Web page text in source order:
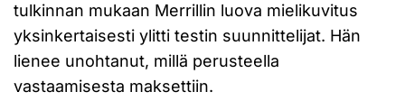
tulkinnan mukaan Merrillin luova mielikuvitus
yksinkertaisesti ylitti testin suunnittelijat. Hän
lienee unohtanut, millä perusteella
vastaamisesta maksettiin.